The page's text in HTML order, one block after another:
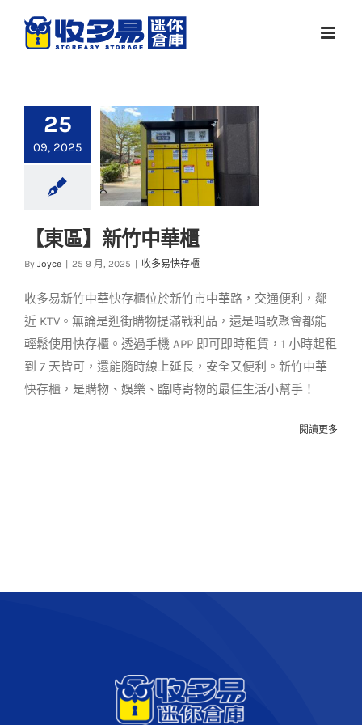
25
09, 2025
【東區】新竹中華櫃
【東區】新竹中華櫃
By Joyce 25 9 月, 2025 收多易快存櫃
收多易新竹中華快存櫃位於新竹市中華路，交通便利，鄰
近 KTV。無論是逛街購物提滿戰利品，還是唱歌聚會都能
輕鬆使用快存櫃。透過手機 APP 即可即時租賃，1 小時起租
到 7 天皆可，還能隨時線上延長，安全又便利。新竹中華
快存櫃，是購物、娛樂、臨時寄物的最佳生活小幫手！
閱讀更多